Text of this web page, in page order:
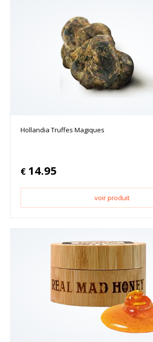
Hollandia Truffes Magiques
€ 14.95
voir produit